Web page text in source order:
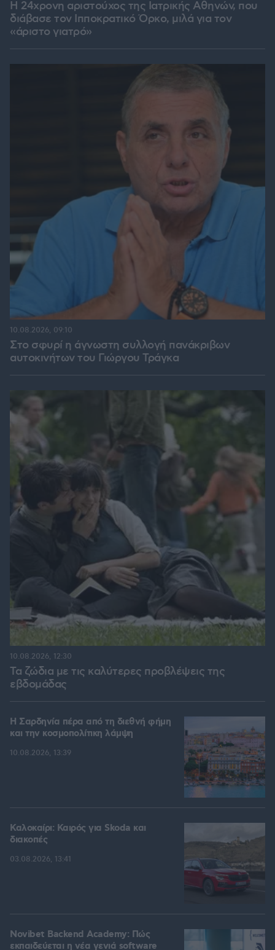
Η 24χρονη αριστούχος της Ιατρικής Αθηνών, που
διάβασε τον Ιπποκρατικό Όρκο, μιλά για τον
«άριστο γιατρό»
Στο σφυρί η άγνωστη συλλογή πανάκριβων
αυτοκινήτων του Γιώργου Τράγκα
10.08.2026, 09:10
Τα ζώδια με τις καλύτερες προβλέψεις της
εβδομάδας
10.08.2026, 12:30
Η Σαρδηνία πέρα από τη διεθνή φήμη
και την κοσμοπολίτικη λάμψη
10.08.2026, 13:39
Καλοκαίρι: Καιρός για Skoda και
διακοπές
03.08.2026, 13:41
Novibet Backend Academy: Πώς
εκπαιδεύεται η νέα γενιά software